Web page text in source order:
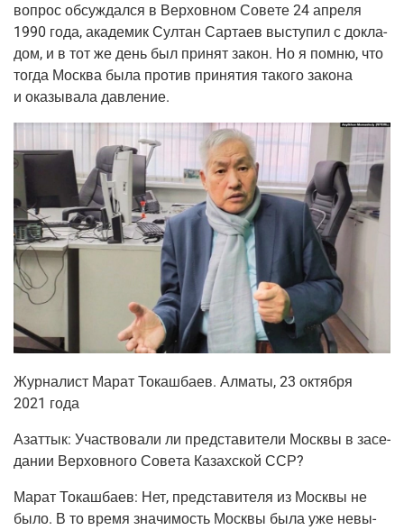
вопрос обсуж­дал­ся в Вер­хов­ном Сове­те 24 апре­ля
1990 года, ака­де­мик Сул­тан Сар­та­ев высту­пил с докла­
дом, и в тот же день был при­нят закон. Но я пом­ню, что
тогда Москва была про­тив при­ня­тия тако­го зако­на
и ока­зы­ва­ла давление.
Жур­на­лист Марат Токаш­ба­ев. Алма­ты, 23 октяб­ря
2021 года
Азаттык: Участ­во­ва­ли ли пред­ста­ви­те­ли Моск­вы в засе­
да­нии Вер­хов­но­го Сове­та Казах­ской ССР?
Марат Токаш­ба­ев: Нет, пред­ста­ви­те­ля из Моск­вы не
было. В то вре­мя зна­чи­мость Моск­вы была уже невы­